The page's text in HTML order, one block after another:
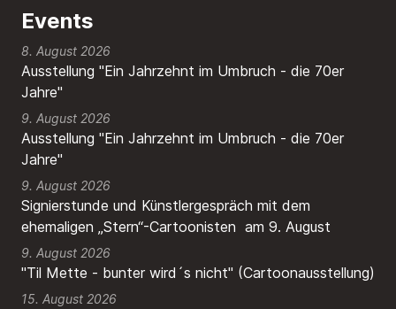
Events
8. August 2026
Ausstellung "Ein Jahrzehnt im Umbruch - die 70er
Jahre"
9. August 2026
Ausstellung "Ein Jahrzehnt im Umbruch - die 70er
Jahre"
9. August 2026
Signierstunde und Künstlergespräch mit dem
ehemaligen „Stern“-Cartoonisten am 9. August
9. August 2026
"Til Mette - bunter wird´s nicht" (Cartoonausstellung)
15. August 2026